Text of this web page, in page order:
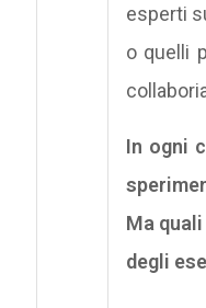
esperti
o quelli
In ogni
Ma
degli